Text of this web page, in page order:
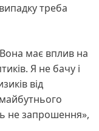
треба
має вплив на
Я не бачу і
від
не запрошення»,